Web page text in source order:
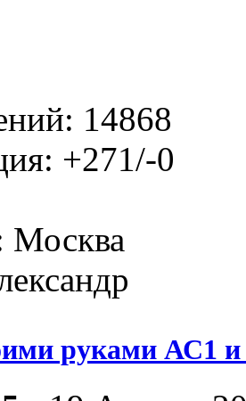
14868
+271/-0
Москва
руками АС1 и